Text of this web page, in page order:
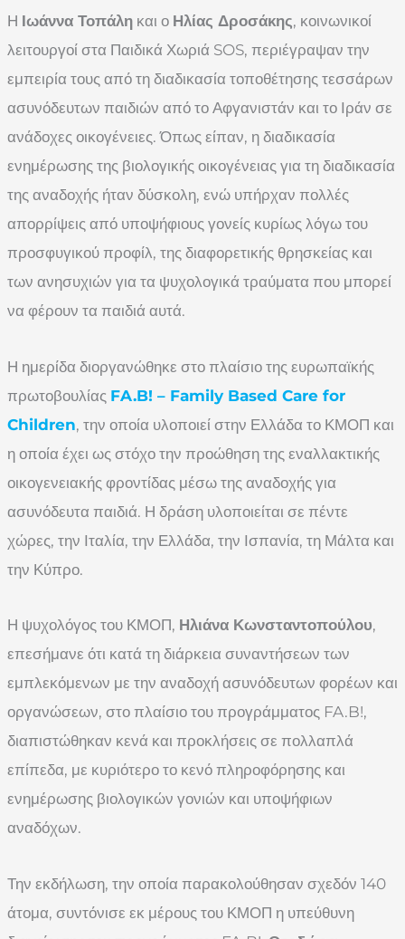
Η Ιωάννα Τοπάλη και ο Ηλίας Δροσάκης, κοινωνικοί
λειτουργοί στα Παιδικά Χωριά SOS, περιέγραψαν την
εμπειρία τους από τη διαδικασία τοποθέτησης τεσσάρων
ασυνόδευτων παιδιών από το Αφγανιστάν και το Ιράν σε
ανάδοχες οικογένειες. Όπως είπαν, η διαδικασία
ενημέρωσης της βιολογικής οικογένειας για τη διαδικασία
της αναδοχής ήταν δύσκολη, ενώ υπήρχαν πολλές
απορρίψεις από υποψήφιους γονείς κυρίως λόγω του
προσφυγικού προφίλ, της διαφορετικής θρησκείας και
των ανησυχιών για τα ψυχολογικά τραύματα που μπορεί
να φέρουν τα παιδιά αυτά.
Η ημερίδα διοργανώθηκε στο πλαίσιο της ευρωπαϊκής
πρωτοβουλίας FA.B! – Family Based Care for
Children, την οποία υλοποιεί στην Ελλάδα το ΚΜΟΠ και
η οποία έχει ως στόχο την προώθηση της εναλλακτικής
οικογενειακής φροντίδας μέσω της αναδοχής για
ασυνόδευτα παιδιά. Η δράση υλοποιείται σε πέντε
χώρες, την Ιταλία, την Ελλάδα, την Ισπανία, τη Μάλτα και
την Κύπρο.
Η ψυχολόγος του ΚΜΟΠ, Ηλιάνα Κωνσταντοπούλου,
επεσήμανε ότι κατά τη διάρκεια συναντήσεων των
εμπλεκόμενων με την αναδοχή ασυνόδευτων φορέων και
οργανώσεων, στο πλαίσιο του προγράμματος FA.B!,
διαπιστώθηκαν κενά και προκλήσεις σε πολλαπλά
επίπεδα, με κυριότερο το κενό πληροφόρησης και
ενημέρωσης βιολογικών γονιών και υποψήφιων
αναδόχων.
Την εκδήλωση, την οποία παρακολούθησαν σχεδόν 140
άτομα, συντόνισε εκ μέρους του ΚΜΟΠ η υπεύθυνη